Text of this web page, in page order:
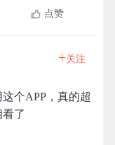
点赞
+关注
个APP，真的超
了